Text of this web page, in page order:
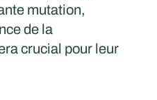
mutation,
de la
crucial pour leur